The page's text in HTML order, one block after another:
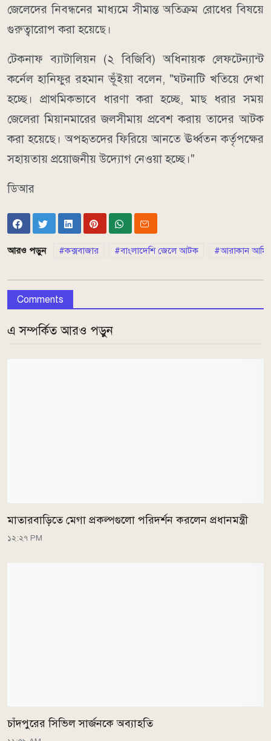
জেলেদের নিবন্ধনের মাধ্যমে সীমান্ত অতিক্রম রোধের বিষয়ে
গুরুত্বারোপ করা হয়েছে।
টেকনাফ ব্যাটালিয়ন (২ বিজিবি) অধিনায়ক লেফটেন্যান্ট
কর্নেল হানিফুর রহমান ভূঁইয়া বলেন, "ঘটনাটি খতিয়ে দেখা
হচ্ছে। প্রাথমিকভাবে ধারণা করা হচ্ছে, মাছ ধরার সময়
জেলেরা মিয়ানমারের জলসীমায় প্রবেশ করায় তাদের আটক
করা হয়েছে। অপহৃতদের ফিরিয়ে আনতে ঊর্ধ্বতন কর্তৃপক্ষের
সহায়তায় প্রয়োজনীয় উদ্যোগ নেওয়া হচ্ছে।"
ডিআর
আরও পড়ুন কক্সবাজার বাংলাদেশি জেলে আটক আরাকান আর্মি
Comments
এ সম্পর্কিত আরও পড়ুন
মাতারবাড়িতে মেগা প্রকল্পগুলো পরিদর্শন করলেন প্রধানমন্ত্রী
১২:২৭ PM
চাঁদপুরের সিভিল সার্জনকে অব্যাহতি